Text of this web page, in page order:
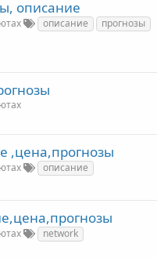
описание
описание
прогнозы
,цена,прогнозы
описание
network